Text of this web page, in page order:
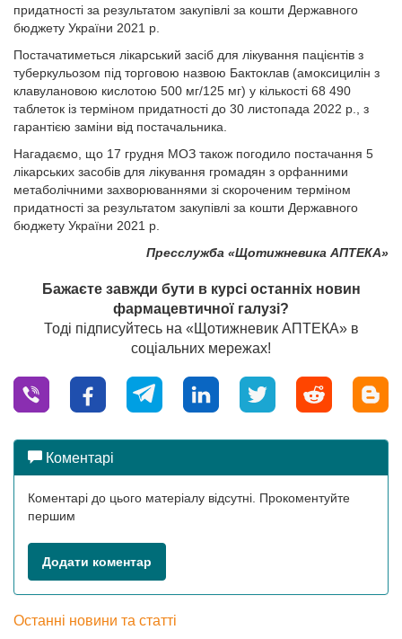
придатності за результатом закупівлі за кошти Державного
бюджету України 2021 р.
Постачатиметься лікарський засіб для лікування пацієнтів з
туберкульозом під торговою назвою Бактоклав (амоксицилін з
клавулановою кислотою 500 мг/125 мг) у кількості 68 490
таблеток із терміном придатності до 30 листопада 2022 р., з
гарантією заміни від постачальника.
Нагадаємо, що 17 грудня МОЗ також погодило постачання 5
лікарських засобів для лікування громадян з орфанними
метаболічними захворюваннями зі скороченим терміном
придатності за результатом закупівлі за кошти Державного
бюджету України 2021 р.
Пресслужба «Щотижневика АПТЕКА»
Бажаєте завжди бути в курсі останніх новин
фармацевтичної галузі?
Тоді підписуйтесь на «Щотижневик АПТЕКА» в
соціальних мережах!
Коментарі
Коментарі до цього матеріалу відсутні. Прокоментуйте
першим
Додати коментар
Останні новини та статті